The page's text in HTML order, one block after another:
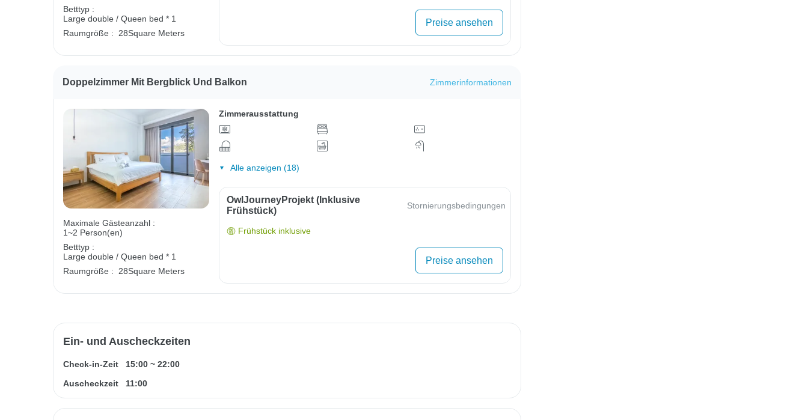
Betttyp :
Large double / Queen bed * 1
Raumgröße :
28Square Meters
Preise ansehen
Doppelzimmer Mit Bergblick Und Balkon Zimmerinformationen
Maximale Gästeanzahl :
1~2 Person(en)
Betttyp :
Large double / Queen bed * 1
Raumgröße : 28Square Meters
Zimmerausstattung
Alle anzeigen (18)
OwlJourneyProjekt (inklusive
Frühstück)
Stornierungsbedingungen
Frühstück inklusive
Preise ansehen
Ein- und Auscheckzeiten
Check-in-Zeit 15:00 ~ 22:00
Auscheckzeit
11:00